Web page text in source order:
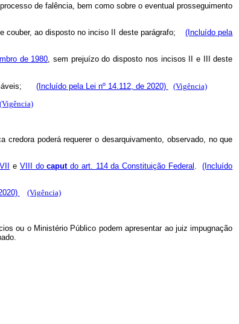
de falência, bem como sobre o eventual prosseguimento
couber, ao disposto no inciso II deste parágrafo;(Incluído pela
de 1980, sem prejuízo do disposto nos incisos II e III deste
(Incluído pela Lei nº 14.112, de 2020)
(Vigência)
(Vigência)
poderá requerer o desarquivamento, observado, no que
e VIII docaputdo art. 114 da Constituição Federal .(Incluído
(Vigência)
ou o Ministério Público podem apresentar ao juiz impugnação